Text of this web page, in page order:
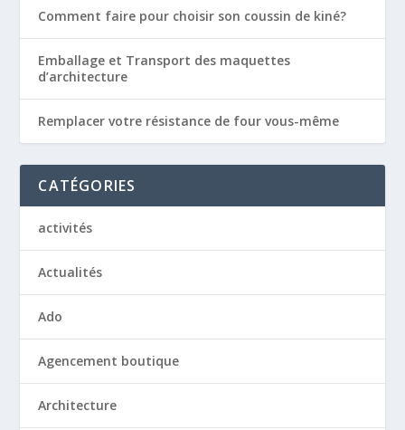
Comment faire pour choisir son coussin de kiné?
Emballage et Transport des maquettes
d’architecture
Remplacer votre résistance de four vous-même
CATÉGORIES
activités
Actualités
Ado
Agencement boutique
Architecture